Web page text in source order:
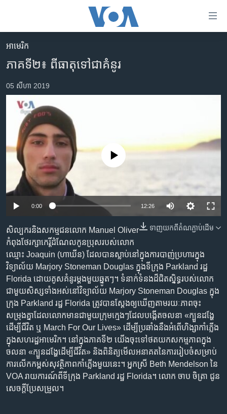
គេហទំព័រ​
ទាក់ទង
រំលង​
និង​
ចូល​
ព័ត៌មាន​​
ម្តង
ចូល​
រចនា
សម្ព័ន្ធ​
រំលង​
និង​
ចូល​
ទៅ​
កាន់​
ទំព័រ​
ស្វែង​
រក
អន្តរជាតិ
អាមេរិក
ចិន
ហេឡូវីអូអេ
កម្ពុជាច្នៃប្រតិដ្ឋ
ព្រឹត្តិការណ៍ព័ត៌មាន
ទូរទស្សន៍ / វីដេអូ​
Khmer English
បណ្តាញ​សង្គម
ភាសា
អាមេរិក​
ភាគ​ទី​២៖ ពីធាតុទៅជាគំនូរ
05 សីហា 2019
No media source currently available
0:00 12:26
ទាញ​យក​ពី​តំណភ្ជាប់​ដើម
សិល្បករ​និង​សកម្មជន​លោក Manuel Oliver
កំពុង​ថែ​រក្សា​កេរ្តិ៍​ដំណែល​កូន​ប្រុស​របស់​លោក​
ឈ្មោះ Joaquin (ហា​ឃីន) ដែល​បាន​ស្លាប់​នៅ​ក្នុង​ការ​បាញ់​ប្រហារ​ក្នុង​
វិទ្យាល័យ Marjory Stoneman Douglas ក្នុង​ទីក្រុង Parkland រដ្ឋ
Florida ដោយ​គូស​គំនូរ​ម្តង​មួយ​ឆ្នូតៗ។ ទំនាក់​ទំនង​ដ៏​ជិត​ស្និទ្ធ​របស់​លោក​
ជាមួយ​សិស្ស​ទាំងអស់​នៅ​វិទ្យាល័យ Marjory Stoneman Douglas ក្នុង​
ក្រុង Parkland រដ្ឋ Florida ត្រូវ​បាន​ស្តែង​ឲ្យ​ឃើញ​តាម​រយៈ​ភាព​ចុះ​
សម្រុង​គ្នា​ដែល​លោក​មាន​ជាមួយ​ក្រុម​ក្មេងៗ​ដែល​បង្កើត​​ចលនា​ «ក្បួន​ដង្ហែ​
ដើម្បី​ជីវិត ឬ March For Our Lives‍» ដើម្បី​ប្រឆាំង​នឹង​អំពើ​ហិង្សា​កាំភ្លើង​
ក្នុង​សហរដ្ឋ​អាមេរិក។ នៅ​ក្នុង​ភាគ​ទី​២ យើង​​ចុះ​ទៅ​ថត​យក​សកម្មភាព​ក្នុង​
ចលនា​ «ក្បួន​ដង្ហែ​ដើម្បី​ជីវិត‍» និង​ពិនិត្យ​មើល​អនាគត​នៃ​ការ​រៀប​ចំ​សម្រាប់​
ការ​លើក​កម្ពស់​សុវត្ថិភាព​កាំភ្លើង​មួយ​នេះ។ អ្នកស្រី Beth Mendelson នៃ
VOA រាយការណ៍​ពី​ទី​ក្រុង Parkland រដ្ឋ Florida។ លោក ចាប ចិត្រា ជូន​
សេចក្តី​ប្រែ​សម្រួល។